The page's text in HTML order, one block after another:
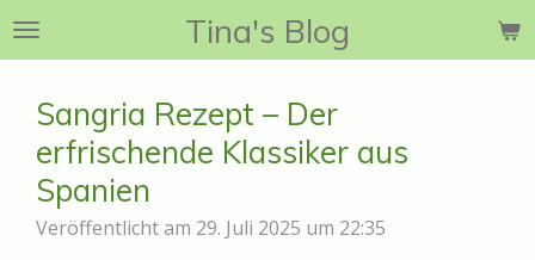
Zum
Tina's Blog
Sangria Rezept – Der
erfrischende Klassiker aus
Spanien
Veröffentlicht am 29. Juli 2025 um 22:35